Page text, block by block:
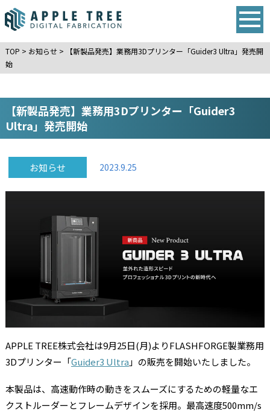
TOP > お知らせ>
【新製品発売】業務用3Dプリンター「Guider3 Ultra」発売開
始
【新製品発売】業務用3Dプリンター「Guider3
Ultra」発売開始
お知らせ 2023.9.25
APPLE TREE株式会社は9月25日(月)よりFLASHFORGE製業務用
3Dプリンター「Guider3 Ultra 」の販売を開始いたしました。
本製品は、高速動作時の動きをスムーズにするための軽量なエ
クストルーダーとフレームデザインを採用。最高速度500mm/s